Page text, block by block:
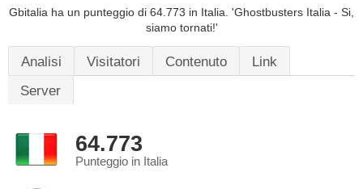
Gbitalia ha un punteggio di 64.773 in Italia. 'Ghostbusters Italia - Si,
siamo tornati!'
Analisi Visitatori Contenuto
Link
Server
64.773
Punteggio in Italia